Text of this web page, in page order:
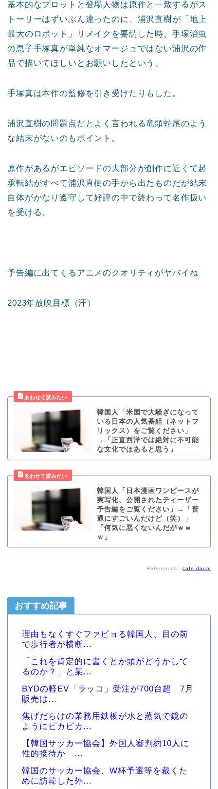
基本的なプロットと登場人物は原作と一致するがス
トーリーはずいぶん違ったのに、浦沢直樹が「地上
最大のロボット」リメイクを要請した時、手塚治虫
の息子手塚真が単純なオマージュではない浦沢の作
品で描いてほしいとお願いしたという。
手塚真は本作の監修を引き受けたりもした。
浦沢直樹の問題点だとよく言われる竜頭蛇尾のよう
な結末がないのもポイント。
原作があるがエピソードの大部分が創作に近くて起
承転結がすべて浦沢直樹の手から出たものだが結末
自体がかなり遵守して好評の中で終わって名作扱い
を受ける。
予告編に出てくるアニメのクオリティがヤバイね
2023年放映目標（汗）
韓国人「米国で大騒ぎになって
いる日本の人気番組（ネットフ
リックス）をご覧ください」
→「正直西洋では絶対に不可能
な文化ではあると思う」
韓国人「日本漫画ワンピースが
実写化、公開されたティーザー
予告編をご覧ください」→「普
通にすごいんだけど（笑）」
「何気に悪くないんだがｗｗ
ｗ」
References： cafe daum
おすすめ記事
理由もなくすぐファビョる韓国人、目の前
で歩行者が横断...
「これを肯定的に書くとか頭がどうかして
るのか？」と某...
BYDの軽EV「ラッコ」受注が700台超 7月
販売は...
焦げだらけの業務用鉄板が水と蒸気で鏡の
ようにピカピカ...
【韓国サッカー協会】外国人審判約10人に
性的接待か ...
韓国のサッカー協会、W杯予選等を裁くた
めに訪韓した外...